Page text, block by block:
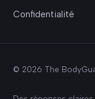
Confidentialité
© 2026 The